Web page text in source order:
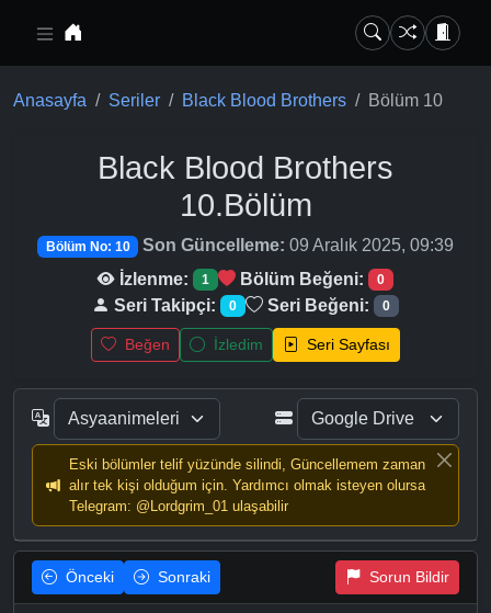
Anasayfa Seriler Black Blood Brothers Bölüm 10
Black Blood Brothers
10.Bölüm
Bölüm No: 10 Son Güncelleme: 09 Aralık 2025, 09:39
İzlenme:
1 Bölüm Beğeni: 0
Seri Takipçi: 0 Seri Beğeni: 0
Beğen İzledim Seri Sayfası
Eski bölümler telif yüzünde silindi, Güncellemem zaman
alır tek kişi olduğum için. Yardımcı olmak isteyen olursa
Telegram: @Lordgrim_01 ulaşabilir
Önceki Sonraki Sorun Bildir